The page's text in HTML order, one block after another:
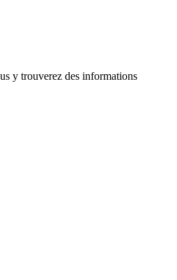
y trouverez des informations